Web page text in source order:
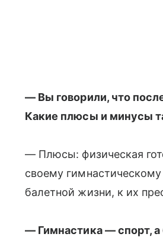
— Вы говорили, что
Какие плюсы и минусы
— Плюсы: физическая
своему
балетной жизни, к их
— Гимнастика — спорт,